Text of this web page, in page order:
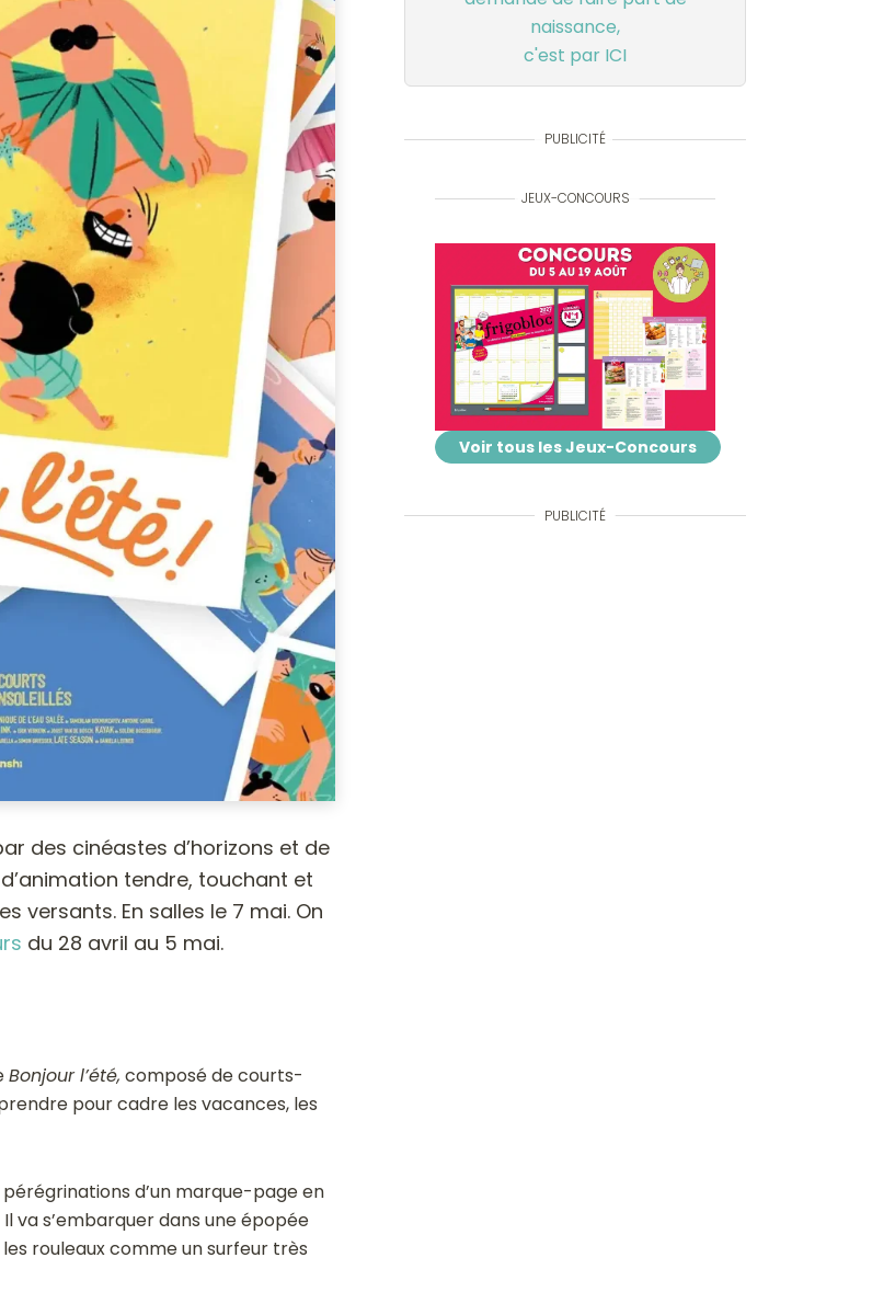
des cinéastes d’horizons et de
tendre, touchant et
versants. En salles le 7 mai. On
du 28 avril au 5 mai.
Bonjour l’été, composé de courts-
pour cadre les vacances, les
pérégrinations d’un marque-page en
va s’embarquer dans une épopée
rouleaux comme un surfeur très
naissance,
c'est par ICI
PUBLICITÉ
JEUX-CONCOURS
Voir tous les Jeux-Concours
PUBLICITÉ